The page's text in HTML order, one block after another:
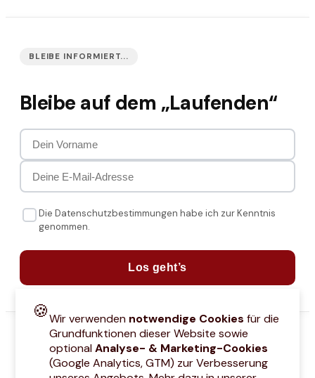
BLEIBE INFORMIERT...
Bleibe auf dem „Laufenden“
Die Datenschutzbestimmungen habe ich zur Kenntnis
genommen.
Los geht’s
🍪Wir verwenden notwendige Cookies für die
Grundfunktionen dieser Website sowie
optionalAnalyse- & Marketing-Cookies
(Google Analytics, GTM) zur Verbesserung